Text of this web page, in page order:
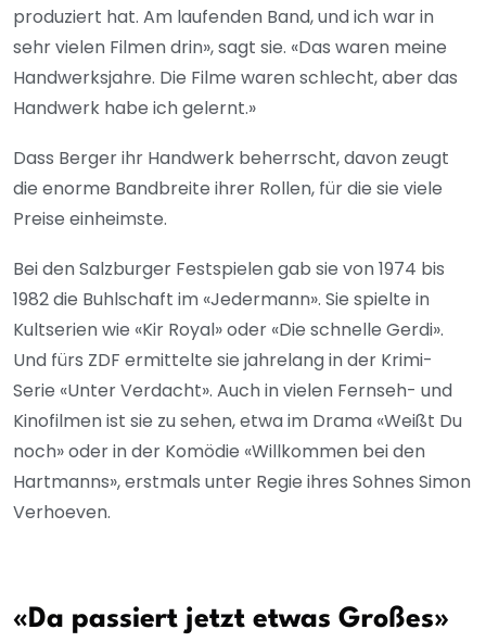
produziert hat. Am laufenden Band, und ich war in
sehr vielen Filmen drin», sagt sie. «Das waren meine
Handwerksjahre. Die Filme waren schlecht, aber das
Handwerk habe ich gelernt.»
Dass Berger ihr Handwerk beherrscht, davon zeugt
die enorme Bandbreite ihrer Rollen, für die sie viele
Preise einheimste.
Bei den Salzburger Festspielen gab sie von 1974 bis
1982 die Buhlschaft im «Jedermann». Sie spielte in
Kultserien wie «Kir Royal» oder «Die schnelle Gerdi».
Und fürs ZDF ermittelte sie jahrelang in der Krimi-
Serie «Unter Verdacht». Auch in vielen Fernseh- und
Kinofilmen ist sie zu sehen, etwa im Drama «Weißt Du
noch» oder in der Komödie «Willkommen bei den
Hartmanns», erstmals unter Regie ihres Sohnes Simon
Verhoeven.
«Da passiert jetzt etwas Großes»